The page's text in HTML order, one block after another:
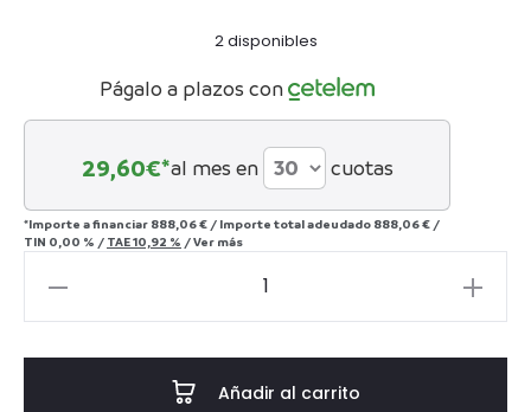
2 disponibles
Págalo a plazos con
29,60€*al mes en cuotas
*Importe a financiar 888,06 € / Importe total adeudado 888,06 € /
TIN 0,00 % / TAE10,92 % /Ver más
Añadir al carrito